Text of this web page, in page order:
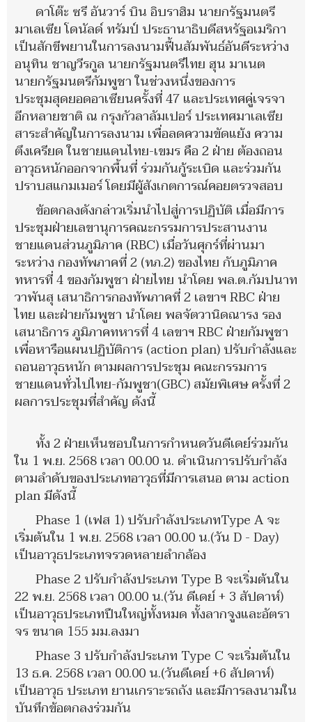
ดาโต๊ะ ซรี อันวาร์ บิน อิบราฮิม นายกรัฐมนตรี
มาเลเซีย โดนัลด์ ทรัมป์ ประธานาธิบดีสหรัฐอเมริกา
เป็นสักขีพยานในการลงนามฟื้นสัมพันธ์อันดีระหว่าง
อนุทิน ชาญวีรกูล นายกรัฐมนตรีไทย ฮุน มาเนต
นายกรัฐมนตรีกัมพูชา ในช่วงหนึ่งของการ
ประชุมสุดยอดอาเซียนครั้งที่ 47 และประเทศคู่เจรจา
อีกหลายชาติ ณ กรุงกัวลาลัมเปอร์ ประเทศมาเลเซีย
สาระสำคัญในการลงนาม เพื่อลดความขัดแย้ง ความ
ตึงเครียด ในชายแดนไทย-เขมร คือ 2 ฝ่าย ต้องถอน
อาวุธหนักออกจากพื้นที่ ร่วมกันกู้ระเบิด และร่วมกัน
ปราบสแกมเมอร์ โดยมีผู้สังเกตการณ์คอยตรวจสอบ
ข้อตกลงดังกล่าวเริ่มนำไปสู่การปฏิบัติ เมื่อมีการ
ประชุมฝ่ายเลขานุการคณะกรรมการประสานงาน
ชายแดนส่วนภูมิภาค (RBC) เมื่อวันศุกร์ที่ผ่านมา
ระหว่าง กองทัพภาคที่ 2 (ทภ.2) ของไทย กับภูมิภาค
ทหารที่ 4 ของกัมพูชา ฝ่ายไทย นำโดย พล.ต.กัมปนาท
วาพันสุ เสนาธิการกองทัพภาคที่ 2 เลขาฯ RBC ฝ่าย
ไทย และฝ่ายกัมพูชา นำโดย พลจัตวานิดณารง รอง
เสนาธิการ ภูมิภาคทหารที่ 4 เลขาฯ RBC ฝ่ายกัมพูชา
เพื่อหารือแผนปฏิบัติการ (action plan) ปรับกำลังและ
ถอนอาวุธหนัก ตามผลการประชุม คณะกรรมการ
ชายแดนทั่วไปไทย-กัมพูชา(GBC) สมัยพิเศษ ครั้งที่ 2
ผลการประชุมที่สำคัญ ดังนี้
ทั้ง 2 ฝ่ายเห็นชอบในการกำหนดวันดีเดย์ร่วมกัน
ใน 1 พ.ย. 2568 เวลา 00.00 น. ดำเนินการปรับกำลัง
ตามลำดับของประเภทอาวุธที่มีการเสนอ ตาม action
plan มีดังนี้
Phase 1 (เฟส 1) ปรับกำลังประเภทType A จะ
เริ่มต้นใน 1 พ.ย. 2568 เวลา 00.00 น.(วัน D - Day)
เป็นอาวุธประเภทจรวดหลายลำกล้อง
Phase 2 ปรับกำลังประเภท Type B จะเริ่มต้นใน
22 พ.ย. 2568 เวลา 00.00 น.(วัน ดีเดย์ + 3 สัปดาห์)
เป็นอาวุธประเภทปืนใหญ่ทั้งหมด ทั้งลากจูงและอัตรา
จร ขนาด 155 มม.ลงมา
Phase 3 ปรับกำลังประเภท Type C จะเริ่มต้นใน
13 ธ.ค. 2568 เวลา 00.00 น.(วันดีเดย์ +6 สัปดาห์)
เป็นอาวุธ ประเภท ยานเกราะรถถัง และมีการลงนามใน
บันทึกข้อตกลงร่วมกัน